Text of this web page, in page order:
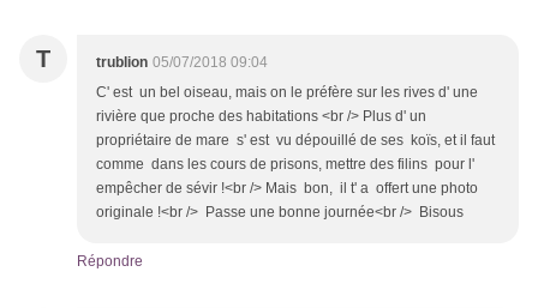
T trublion 05/07/2018 09:04
C' est un bel oiseau, mais on le préfère sur les rives d' une
rivière que proche des habitations <br /> Plus d' un
propriétaire de mare s' est vu dépouillé de ses koïs, et il faut
comme dans les cours de prisons, mettre des filins pour l'
empêcher de sévir !<br /> Mais bon, il t' a offert une photo
originale !<br /> Passe une bonne journée<br /> Bisous
Répondre